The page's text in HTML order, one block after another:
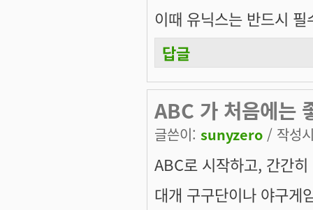
이때 유닉스는 반드시
답글
ABC 가 처음에는
글쓴이: sunyzero / 작성
ABC로 시작하고, 간간
대개 구구단이나 야구게